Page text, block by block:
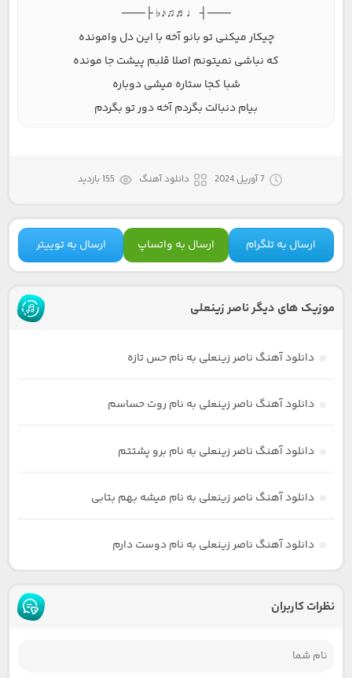
───┤ ♩♬♫♪♭ ├───
چیکار میکنی تو بانو آخه با این دل وامونده
که نباشی نمیتونم اصلا قلبم پیشت جا مونده
شبا کجا ستاره میشی دوباره
بیام دنبالت بگردم آخه دور تو بگردم
7 آوریل 2024 دانلود آهنگ 155 بازدید
ارسال به تلگرام ارسال به واتساپ ارسال به توییتر
موزیک های دیگر ناصر زینعلی
دانلود آهنگ ناصر زینعلی به نام حس تازه
دانلود آهنگ ناصر زینعلی به نام روت حساسم
دانلود آهنگ ناصر زینعلی به نام برو پشتتم
دانلود آهنگ ناصر زینعلی به نام میشه بهم بتابی
دانلود آهنگ ناصر زینعلی به نام دوست دارم
نظرات کاربران